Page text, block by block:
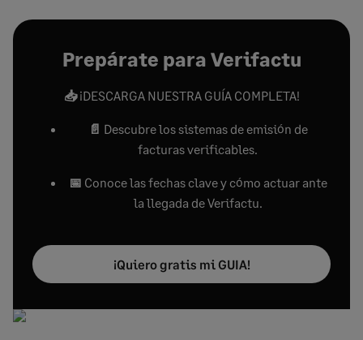
Prepárate para Verifactu
📥¡DESCARGA NUESTRA GUÍA COMPLETA!
📄 Descubre los sistemas de emisión de
facturas verificables.
📅 Conoce las fechas clave y cómo actuar ante
la llegada de Verifactu.
¡Quiero gratis mi GUIA!